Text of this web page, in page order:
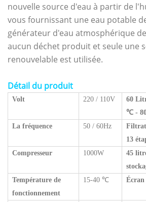
nouvelle source d'eau à partir de
vous fournissant une eau potable
générateur d'eau atmosphérique
aucun déchet produit et seule une
renouvelable est utilisée.
Détail du produit
Volt 220 / 110V
60
℃ -
La fréquence
50 / 60Hz
13
Compresseur
1000W
45
Température de
fonctionnement
15-40 ℃